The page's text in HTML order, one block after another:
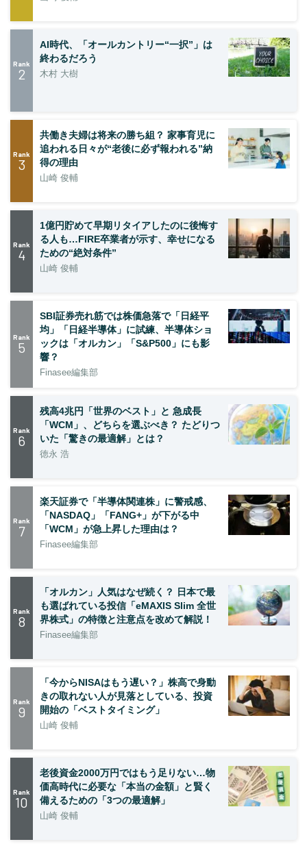
Rank
2
AI時代、「オールカントリー“一択”」は
終わるだろう
木村 大樹
Rank
3
共働き夫婦は将来の勝ち組？ 家事育児に
追われる日々が“老後に必ず報われる”納
得の理由
山崎 俊輔
Rank
4
1億円貯めて早期リタイアしたのに後悔す
る人も…FIRE卒業者が示す、幸せになる
ための“絶対条件”
山崎 俊輔
Rank
5
SBI証券売れ筋では株価急落で「日経平
均」「日経半導体」に試練、半導体ショ
ックは「オルカン」「S&P500」にも影
響？
Finasee編集部
Rank
6
残高4兆円「世界のベスト」と 急成長
「WCM」、どちらを選ぶべき？ たどりつ
いた「驚きの最適解」とは？
徳永 浩
Rank
7
楽天証券で「半導体関連株」に警戒感、
「NASDAQ」「FANG+」が下がる中
「WCM」が急上昇した理由は？
Finasee編集部
Rank
8
「オルカン」人気はなぜ続く？ 日本で最
も選ばれている投信「eMAXIS Slim 全世
界株式」の特徴と注意点を改めて解説！
Finasee編集部
Rank
9
「今からNISAはもう遅い？」株高で身動
きの取れない人が見落としている、投資
開始の「ベストタイミング」
山崎 俊輔
Rank
10
老後資金2000万円ではもう足りない…物
価高時代に必要な「本当の金額」と賢く
備えるための「3つの最適解」
山崎 俊輔